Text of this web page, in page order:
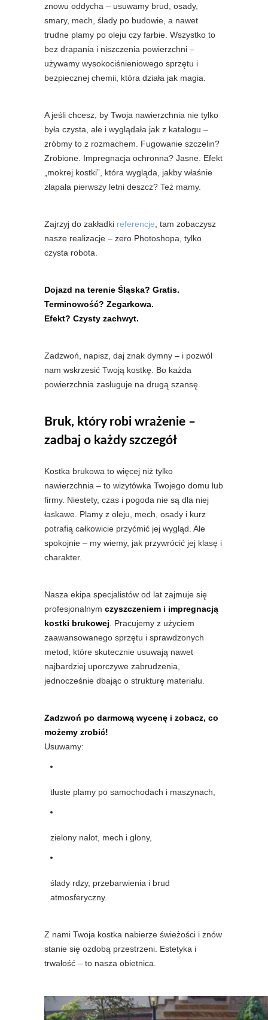
znowu oddycha – usuwamy brud, osady,
smary, mech, ślady po budowie, a nawet
trudne plamy po oleju czy farbie. Wszystko to
bez drapania i niszczenia powierzchni –
używamy wysokociśnieniowego sprzętu i
bezpiecznej chemii, która działa jak magia.
A jeśli chcesz, by Twoja nawierzchnia nie tylko
była czysta, ale i wyglądała jak z katalogu –
zróbmy to z rozmachem. Fugowanie szczelin?
Zrobione. Impregnacja ochronna? Jasne. Efekt
„mokrej kostki”, która wygląda, jakby właśnie
złapała pierwszy letni deszcz? Też mamy.
Zajrzyj do zakładki referencje, tam zobaczysz
nasze realizacje – zero Photoshopa, tylko
czysta robota.
Dojazd na terenie Śląska? Gratis.
Terminowość? Zegarkowa.
Efekt? Czysty zachwyt.
Zadzwoń, napisz, daj znak dymny – i pozwól
nam wskrzesić Twoją kostkę. Bo każda
powierzchnia zasługuje na drugą szansę.
Bruk, który robi wrażenie –
zadbaj o każdy szczegół
Kostka brukowa to więcej niż tylko
nawierzchnia – to wizytówka Twojego domu lub
firmy. Niestety, czas i pogoda nie są dla niej
łaskawe. Plamy z oleju, mech, osady i kurz
potrafią całkowicie przyćmić jej wygląd. Ale
spokojnie – my wiemy, jak przywrócić jej klasę i
charakter.
Nasza ekipa specjalistów od lat zajmuje się
profesjonalnym czyszczeniem i impregnacją
kostki brukowej. Pracujemy z użyciem
zaawansowanego sprzętu i sprawdzonych
metod, które skutecznie usuwają nawet
najbardziej uporczywe zabrudzenia,
jednocześnie dbając o strukturę materiału.
Zadzwoń po darmową wycenę i zobacz, co
możemy zrobić!
Usuwamy:
tłuste plamy po samochodach i maszynach,
zielony nalot, mech i glony,
ślady rdzy, przebarwienia i brud
atmosferyczny.
Z nami Twoja kostka nabierze świeżości i znów
stanie się ozdobą przestrzeni. Estetyka i
trwałość – to nasza obietnica.